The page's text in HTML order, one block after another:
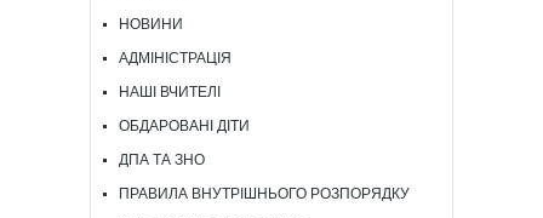
НОВИНИ
АДМІНІСТРАЦІЯ
НАШІ ВЧИТЕЛІ
ОБДАРОВАНІ ДІТИ
ДПА ТА ЗНО
ПРАВИЛА ВНУТРІШНЬОГО РОЗПОРЯДКУ